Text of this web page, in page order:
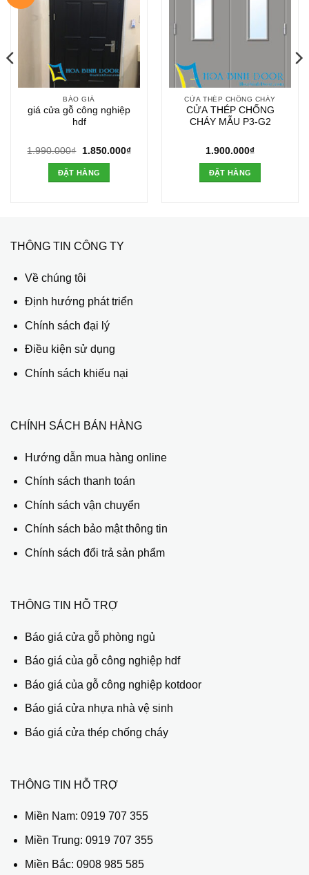
BÁO GIÁ
giá cửa gỗ công nghiệp
hdf
1.990.000₫
Giá
là:
1.990.000₫.
1.850.000₫Giá
ĐẶT HÀNG
CỬA THÉP CHỐNG CHÁY
CỬA THÉP CHỐNG
CHÁY MẪU P3-G2
1.900.000₫
ĐẶT HÀNG
THÔNG TIN CÔNG TY
Về chúng tôi
Định hướng phát triển
Chính sách đại lý
Điều kiện sử dụng
Chính sách khiếu nại
CHÍNH SÁCH BÁN HÀNG
Hướng dẫn mua hàng online
Chính sách thanh toán
Chính sách vận chuyển
Chính sách bảo mật thông tin
Chính sách đổi trả sản phẩm
THÔNG TIN HỖ TRỢ
Báo giá cửa gỗ phòng ngủ
Báo giá của gỗ công nghiệp hdf
Báo giá của gỗ công nghiệp kotdoor
Báo giá cửa nhựa nhà vệ sinh
Báo giá cửa thép chống cháy
THÔNG TIN HỖ TRỢ
Miền Nam: 0919 707 355
Miền Trung: 0919 707 355
Miền Bắc: 0908 985 585